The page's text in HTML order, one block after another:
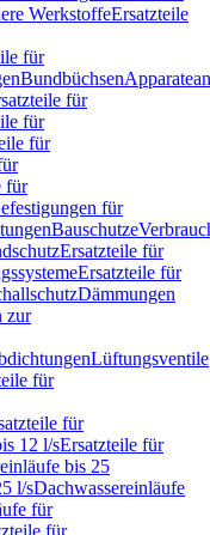
WerkstoffeErsatzteile
für
Bundbüchsen
für
für
für
für
für
Bauschutze
Ersatzteile für
Ersatzteile für
Dämmungen
zur
Lüftungsventile
für
für
12 l/sErsatzteile für
bis 25
l/sDachwassereinläufe
für
für